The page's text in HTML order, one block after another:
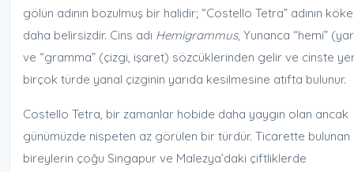
gölün adının bozulmuş bir halidir; “Costello Tetra” adının
daha belirsizdir. Cins adı Hemigrammus, Yunanca “hemi”
ve “gramma” (çizgi, işaret) sözcüklerinden gelir ve cinste
birçok türde yanal çizginin yarıda kesilmesine atıfta bulunur.
Costello Tetra, bir zamanlar hobide daha yaygın olan ancak
günümüzde nispeten az görülen bir türdür. Ticarette bulunan
bireylerin çoğu Singapur ve Malezya’daki çiftliklerde